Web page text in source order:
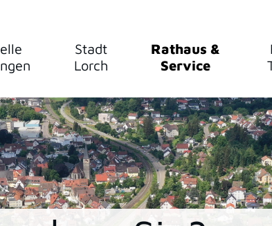
Stadt
Lorch
Rathaus &
Service